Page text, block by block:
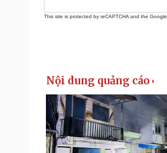
This site is protected by reCAPTCHA and the Google